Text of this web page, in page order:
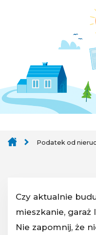
Podatek od
Czy aktualnie
mieszkanie, garaż
Nie zapomnij, że